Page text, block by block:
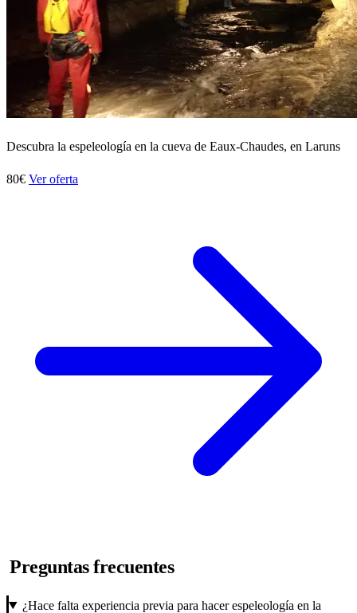
Descubra la espeleología en la cueva de Eaux-Chaudes, en Laruns
80€ Ver oferta
Preguntas frecuentes
¿Hace falta experiencia previa para hacer espeleología en la